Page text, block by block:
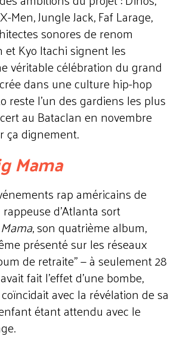
Men, Jungle Jack, Faf Larage,
sonores de renom
Kyo Itachi signent les
véritable célébration du grand
dans une culture hip-hop
reste l'un des gardiens les plus
au Bataclan en novembre
ça dignement.
Mama
rap américains de
d'Atlanta sort
, son quatrième album,
présenté sur les réseaux
de retraite" — à seulement 28
fait l'effet d'une bombe,
avec la révélation de sa
étant attendu avec le